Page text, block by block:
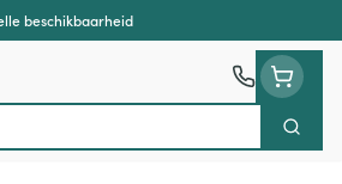
beschikbaarheid
Zoek